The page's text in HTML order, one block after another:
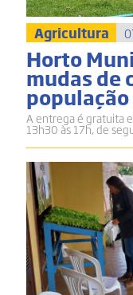
Agricultura
Horto
mudas de
população
A entrega é gratuita
13h30 às 17h, de